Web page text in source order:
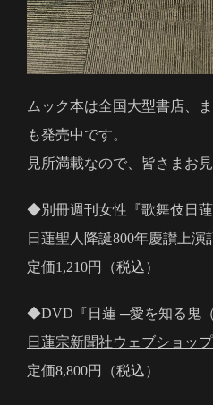
ムック本は全国大型書店、
も発売中です。
見所満載なので、皆さまお
◆別冊週刊女性『歌舞伎日蓮
日蓮聖人降誕800年慶讃上演
定価1,210円（税込）
◆DVD『日蓮 ─愛を知る鬼（
日蓮宗新聞社ウェブショップ
定価8,800円（税込）